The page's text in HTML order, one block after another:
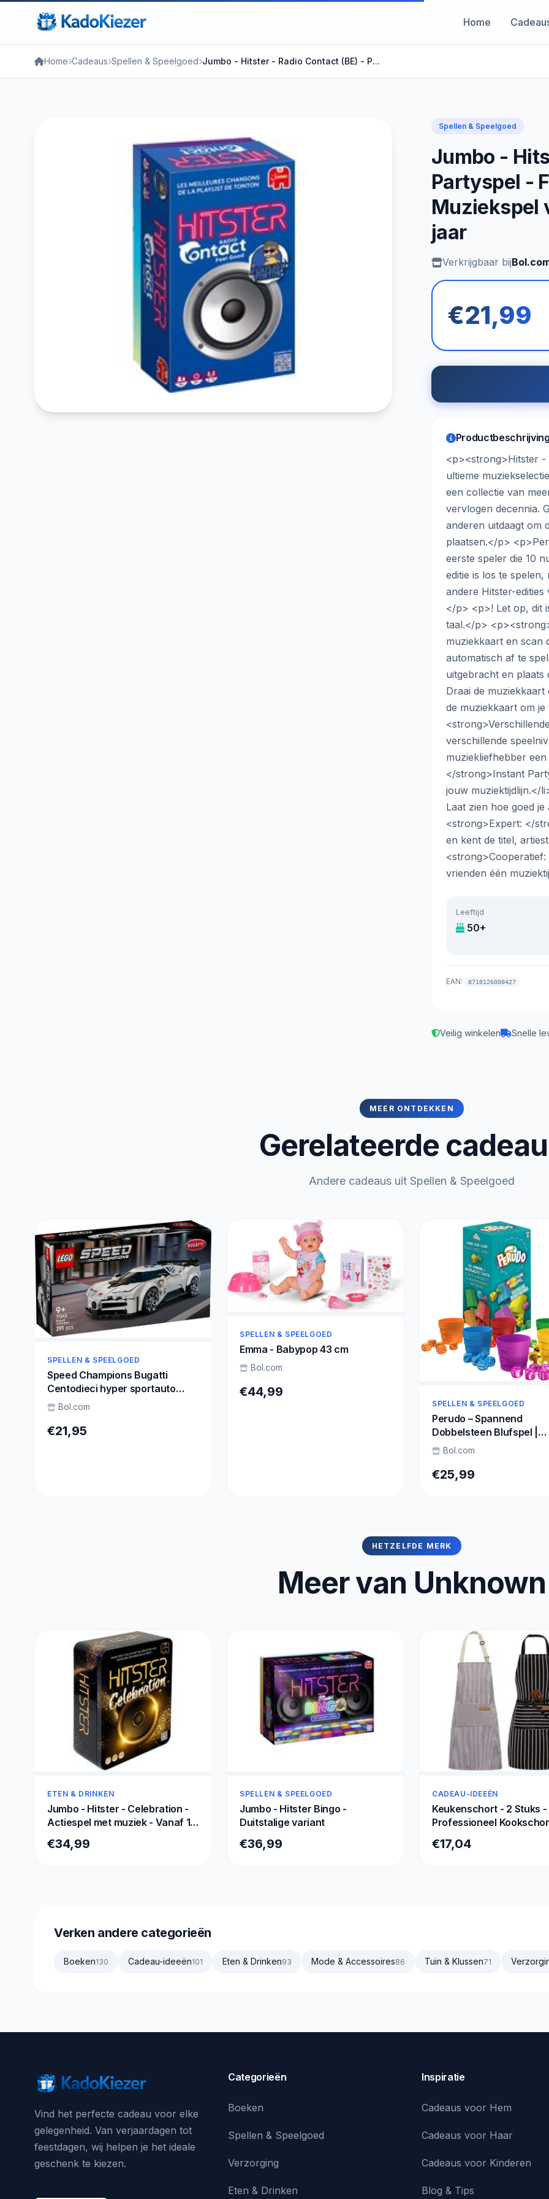
Home
Home Cadeaus Spellen & Speelgoed Jumbo - Hitster - Radio Contact (BE) - P...
Spellen & Speelgoed
Jumbo -
Partyspel -
Muziekspel
jaar
Verkrijgbaar bij
€21,99
<p><strong>Hitster -
ultieme
een collectie van
vervlogen decennia.
anderen uitdaagt om
plaatsen.</p>
eerste speler die 10
editie is los te
andere Hitster-
</p> <p>! Let op, dit
taal.</p>
muziekkaart en scan
automatisch af te
uitgebracht en plaats
Draai de
de muziekkaart om
verschillende
muziekliefhebber
</strong>Instant
jouw muziektijdlijn.</
Laat zien hoe goed
<strong>Expert: </
en kent de titel,
vrienden één
Leeftijd
50+
EAN: 8710126000427
Veilig winkelen Snelle
MEER ONTDEKKEN
Gerelateerde
Andere cadeaus uit Spellen & Speelgoed
SPELLEN & SPEELGOED
Speed Champions Bugatti
Centodieci hyper sportauto
77240
Bol.com
€21,95
SPELLEN & SPEELGOED
Emma - Babypop 43 cm
Bol.com
€44,99
SPELLEN & SPEELGOED
Perudo – Spannend
Dobbelsteen Blufspel |
Gezelschapsspel voor
Spelers | Vanaf 8 Jaar |
Dice Variant
Bol.com
€25,99
HETZELFDE MERK
Meer van Unknown
ETEN & DRINKEN
Jumbo - Hitster - Celebration -
Actiespel met muziek - Vanaf 16
€34,99
SPELLEN & SPEELGOED
Jumbo - Hitster Bingo -
Duitstalige variant
€36,99
CADEAU-IDEEËN
Keukenschort - 2 Stuks -
Professioneel
Schort - BBQ Schort -
€17,04
Verken andere categorieën
Boeken130 Cadeau-ideeën101 Eten & Drinken93 Mode & Accessoires86 Tuin & Klussen71
Vind het perfecte cadeau voor elke
gelegenheid. Van verjaardagen tot
feestdagen, wij helpen je het ideale
geschenk te kiezen.
Categorieën
Boeken
Spellen & Speelgoed
Verzorging
Eten & Drinken
Inspiratie
Cadeaus voor Hem
Cadeaus voor Haar
Cadeaus voor Kinderen
Blog & Tips